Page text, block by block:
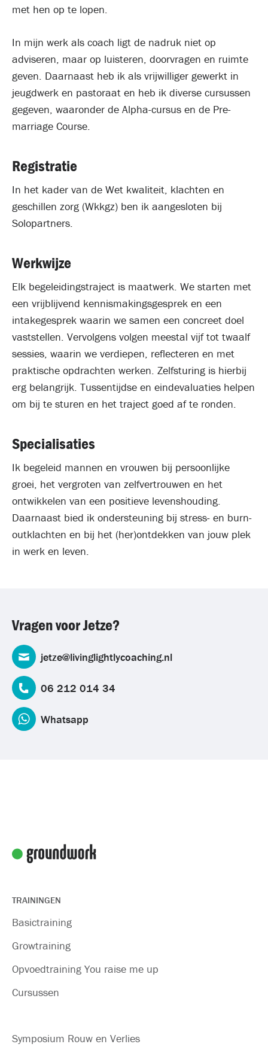
met hen op te lopen.
In mijn werk als coach ligt de nadruk niet op
adviseren, maar op luisteren, doorvragen en ruimte
geven. Daarnaast heb ik als vrijwilliger gewerkt in
jeugdwerk en pastoraat en heb ik diverse cursussen
gegeven, waaronder de Alpha-cursus en de Pre-
marriage Course.
Registratie
In het kader van de Wet kwaliteit, klachten en
geschillen zorg (Wkkgz) ben ik aangesloten bij
Solopartners.
Werkwijze
Elk begeleidingstraject is maatwerk. We starten met
een vrijblijvend kennismakingsgesprek en een
intakegesprek waarin we samen een concreet doel
vaststellen. Vervolgens volgen meestal vijf tot twaalf
sessies, waarin we verdiepen, reflecteren en met
praktische opdrachten werken. Zelfsturing is hierbij
erg belangrijk. Tussentijdse en eindevaluaties helpen
om bij te sturen en het traject goed af te ronden.
Specialisaties
Ik begeleid mannen en vrouwen bij persoonlijke
groei, het vergroten van zelfvertrouwen en het
ontwikkelen van een positieve levenshouding.
Daarnaast bied ik ondersteuning bij stress- en burn-
outklachten en bij het (her)ontdekken van jouw plek
in werk en leven.
Vragen voor Jetze?
jetze@livinglightlycoaching.nl
06 212 014 34
Whatsapp
TRAININGEN
Basictraining
Growtraining
Opvoedtraining You raise me up
Cursussen
Symposium Rouw en Verlies